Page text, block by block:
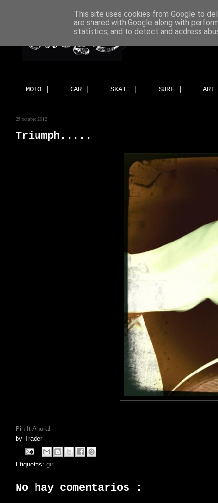
MOTO | CAR | SKATE | SURF |
25 octubre 2012
Triumph.....
Pin It Ahora!
by Trader
Etiquetas: girl
No hay comentarios :
This site uses cookies from Google to
are shared with Google along with
statistics, and to detect and address